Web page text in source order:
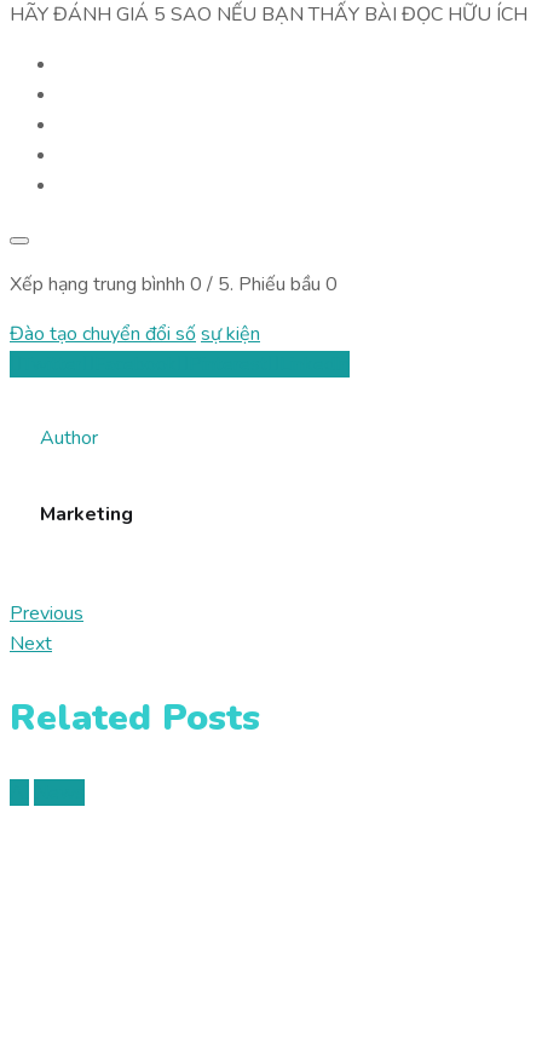
HÃY ĐÁNH GIÁ 5 SAO NẾU BẠN THẤY BÀI ĐỌC HỮU ÍCH
Xếp hạng trung bìnhh 0 / 5. Phiếu bầu 0
Đào tạo chuyển đổi sốsự kiện
Author
Marketing
Previous
Next
Related Posts